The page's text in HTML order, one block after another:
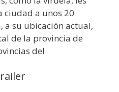
a unos 20
a su ubicación actual,
de la provincia de
del